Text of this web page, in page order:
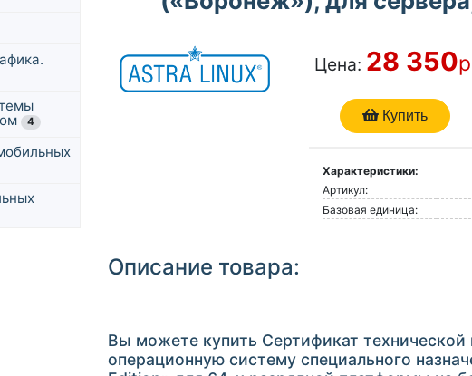
4
Цена: 28 350
Купить
Характеристики:
Артикул:
Базовая единица:
Описание товара:
Вы можете купить Сертификат
операционную систему специального